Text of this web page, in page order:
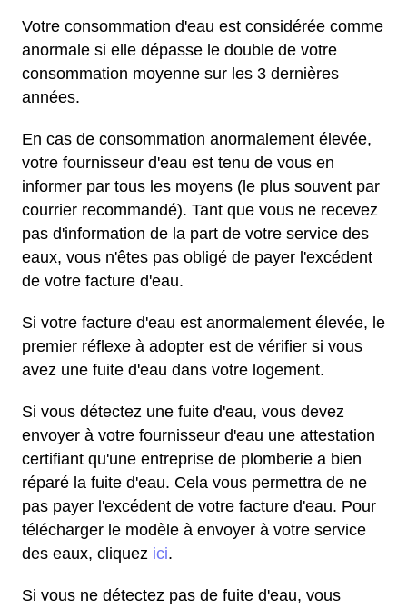
Votre consommation d'eau est considérée comme
anormale si elle dépasse le double de votre
consommation moyenne sur les 3 dernières
années.
En cas de consommation anormalement élevée,
votre fournisseur d'eau est tenu de vous en
informer par tous les moyens (le plus souvent par
courrier recommandé). Tant que vous ne recevez
pas d'information de la part de votre service des
eaux, vous n'êtes pas obligé de payer l'excédent
de votre facture d'eau.
Si votre facture d'eau est anormalement élevée, le
premier réflexe à adopter est de vérifier si vous
avez une fuite d'eau dans votre logement.
Si vous détectez une fuite d'eau, vous devez
envoyer à votre fournisseur d'eau une attestation
certifiant qu'une entreprise de plomberie a bien
réparé la fuite d'eau. Cela vous permettra de ne
pas payer l'excédent de votre facture d'eau. Pour
télécharger le modèle à envoyer à votre service
des eaux, cliquez ici.
Si vous ne détectez pas de fuite d'eau, vous